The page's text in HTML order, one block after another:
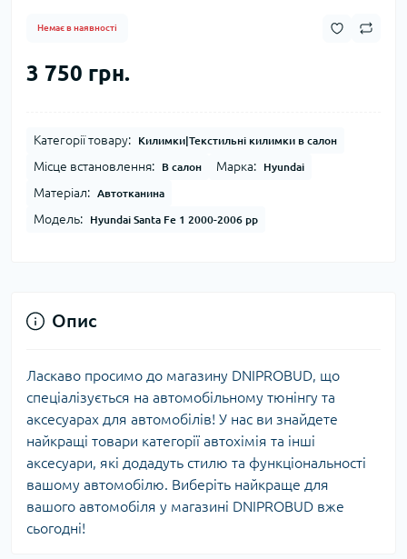
Немає в наявності
3 750 грн.
Категорії товару: Килимки|Текстильні килимки в салон
Місце встановлення: В салон Марка: Hyundai
Матеріал: Автотканина
Модель: Hyundai Santa Fe 1 2000-2006 рр
Опис
Ласкаво просимо до магазину DNIPROBUD, що
спеціалізується на автомобільному тюнінгу та
аксесуарах для автомобілів! У нас ви знайдете
найкращі товари категорії автохімія та інші
аксесуари, які додадуть стилю та функціональності
вашому автомобілю. Виберіть найкраще для
вашого автомобіля у магазині DNIPROBUD вже
сьогодні!